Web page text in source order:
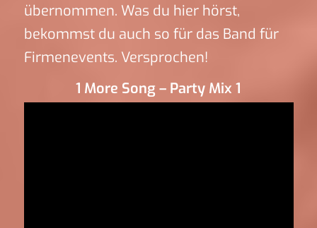
übernommen. Was du hier hörst,
bekommst du auch so für das Band für
Firmenevents. Versprochen!
1 More Song – Party Mix 1